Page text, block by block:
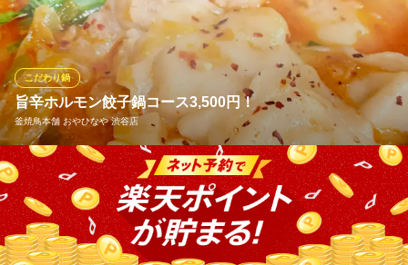
東京都渋谷区宇田川町13-8 渋谷ちとせ会館6F
さがやみつきになる定番もつ鍋。今では季節問わず人気のもつ鍋
になりました。
黄金屋 渋谷店
博多もつ鍋と九州料理
各線渋谷駅 徒歩1分
東京都渋谷区道玄坂1-3-11 一番ビルB1
旨辛ホルモン餃子鍋コース3,500円！
釜焼鳥本舗 おやひなや 渋谷店
こだわり鍋
おやひなや宴会のおすすめNo.1☆【2時間飲み放題付】旨辛ホルモ
ン餃子鍋コース〈全9品〉3,500円(税込)！！おやひなや自慢の旨
辛ホルモン餃子鍋をメインに、当店名物の『骨付鳥』やデザート
までついたお得なコース♪後引くおいしさの甘辛つゆにホルモンの
旨みが溢れる絶品鍋で、寒い季節もゆっくりご宴会をお楽しみ下